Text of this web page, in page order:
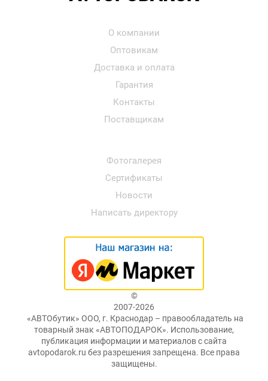
О компании
Оптовикам
Доставка и оплата
Гарантия
Контакты
Поставщикам
Фотогалерея
Сертификаты
Новости
Написать директору
©
2007-2026
«АВТОбутик» ООО, г. Краснодар – правообладатель на
товарный знак «АВТОПОДАРОК». Использование,
публикация информации и материалов с сайта
avtopodarok.ru без разрешения запрещена. Все права
защищены.